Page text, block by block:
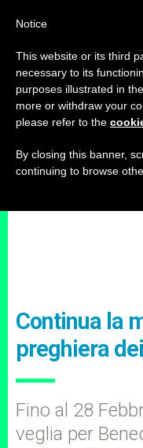
Continua la
preghiera
Fino al 28
veglia per
Notice
This website or its third
necessary to its
purposes illustrated in
more or withdraw your
please refer to the
By closing this banner,
continuing to browse